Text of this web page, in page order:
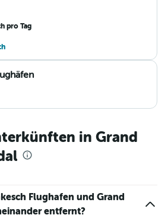
pro Tag
in Grand
Flughafen und Grand
entfernt?